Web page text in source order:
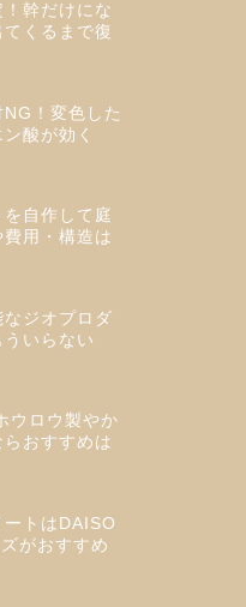
幹だけにな
くるまで復
！変色した
酸が効く
自作して庭
用・構造は
ジオプロダ
いらない
ウロウ製やか
おすすめは
トはDAISO
がおすすめ